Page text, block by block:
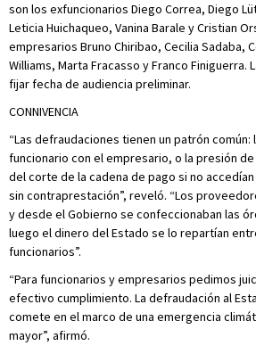
son los exfuncionarios Diego Correa, Diego
Leticia Huichaqueo, Vanina Barale y Cristian
empresarios Bruno Chiribao, Cecilia Sadaba,
Williams, Marta Fracasso y Franco Finiguerra.
fijar fecha de audiencia preliminar.
CONNIVENCIA
“Las defraudaciones tienen un patrón común:
funcionario con el empresario, o la presión
del corte de la cadena de pago si no
sin contraprestación”, reveló. “Los
y desde el Gobierno se confeccionaban las
luego el dinero del Estado se lo repartían
funcionarios”.
“Para funcionarios y empresarios pedimos
efectivo cumplimiento. La defraudación al
comete en el marco de una emergencia
mayor”, afirmó.